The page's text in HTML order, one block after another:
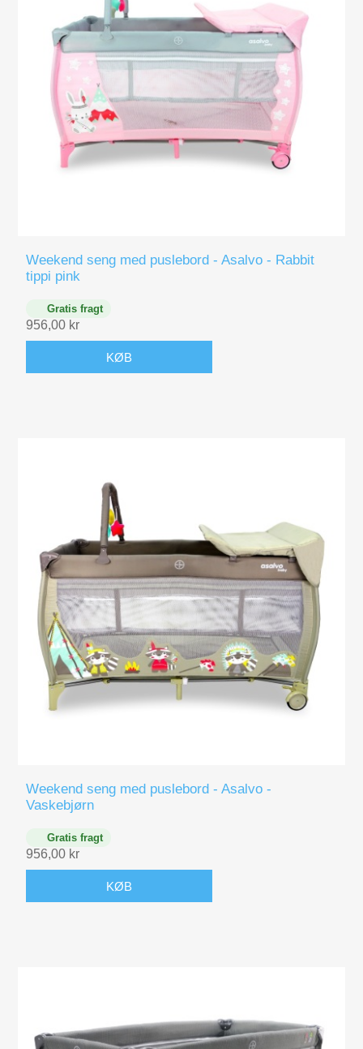
Kuglebaner Trix Track
Biler, Tog, skibe
Legemad / køkken
Leg og lær
Weekend seng med puslebord - Asalvo - Rabbit
tippi pink
Gratis fragt
956,00 kr
KØB
Weekend seng med puslebord - Asalvo -
Vaskebjørn
Gratis fragt
956,00 kr
KØB